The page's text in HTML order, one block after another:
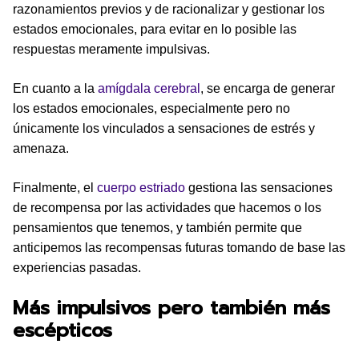
razonamientos previos y de racionalizar y gestionar los
estados emocionales, para evitar en lo posible las
respuestas meramente impulsivas.
En cuanto a la amígdala cerebral , se encarga de generar
los estados emocionales, especialmente pero no
únicamente los vinculados a sensaciones de estrés y
amenaza.
Finalmente, el cuerpo estriado gestiona las sensaciones
de recompensa por las actividades que hacemos o los
pensamientos que tenemos, y también permite que
anticipemos las recompensas futuras tomando de base las
experiencias pasadas.
Más impulsivos pero también más
escépticos